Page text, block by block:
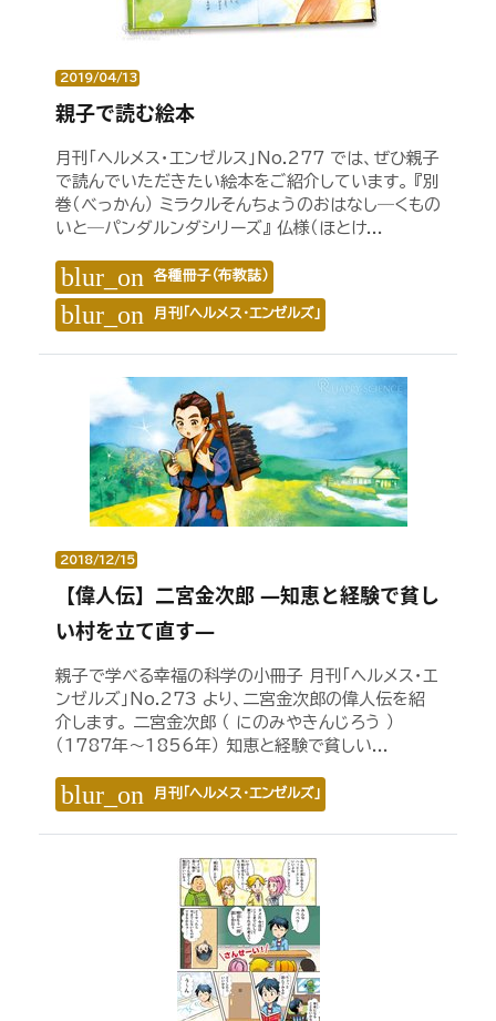
2019/04/13
親子で読む絵本
月刊「ヘルメス・エンゼルス」No.277 では、ぜひ親子
で読んでいただきたい絵本をご紹介しています。 『別
巻（べっかん） ミラクルそんちょうのおはなし―くもの
いと―パンダルンダシリーズ』 仏様（ほとけ...
blur_on 各種冊子（布教誌）
blur_on 月刊「ヘルメス・エンゼルズ」
2018/12/15
【偉人伝】二宮金次郎 ―知恵と経験で貧し
い村を立て直す―
親子で学べる幸福の科学の小冊子 月刊「ヘルメス・エ
ンゼルズ」No.273 より、二宮金次郎の偉人伝を紹
介します。 二宮金次郎 （ にのみやきんじろう ）
（1787年～1856年） 知恵と経験で貧しい...
blur_on 月刊「ヘルメス・エンゼルズ」